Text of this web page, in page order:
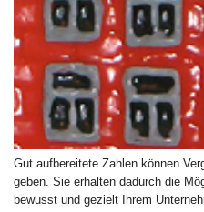
Gut aufbereitete Zahlen können
geben. Sie erhalten dadurch die
bewusst und gezielt Ihrem